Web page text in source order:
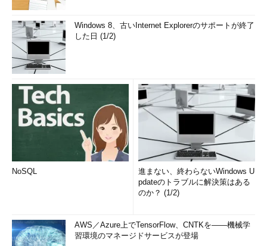
Windows 8、古いInternet Explorerのサポートが終了
した日 (1/2)
NoSQL
進まない、終わらないWindows U
pdateのトラブルに解決策はある
のか？ (1/2)
AWS／Azure上でTensorFlow、CNTKを――機械学
習環境のマネージドサービスが登場